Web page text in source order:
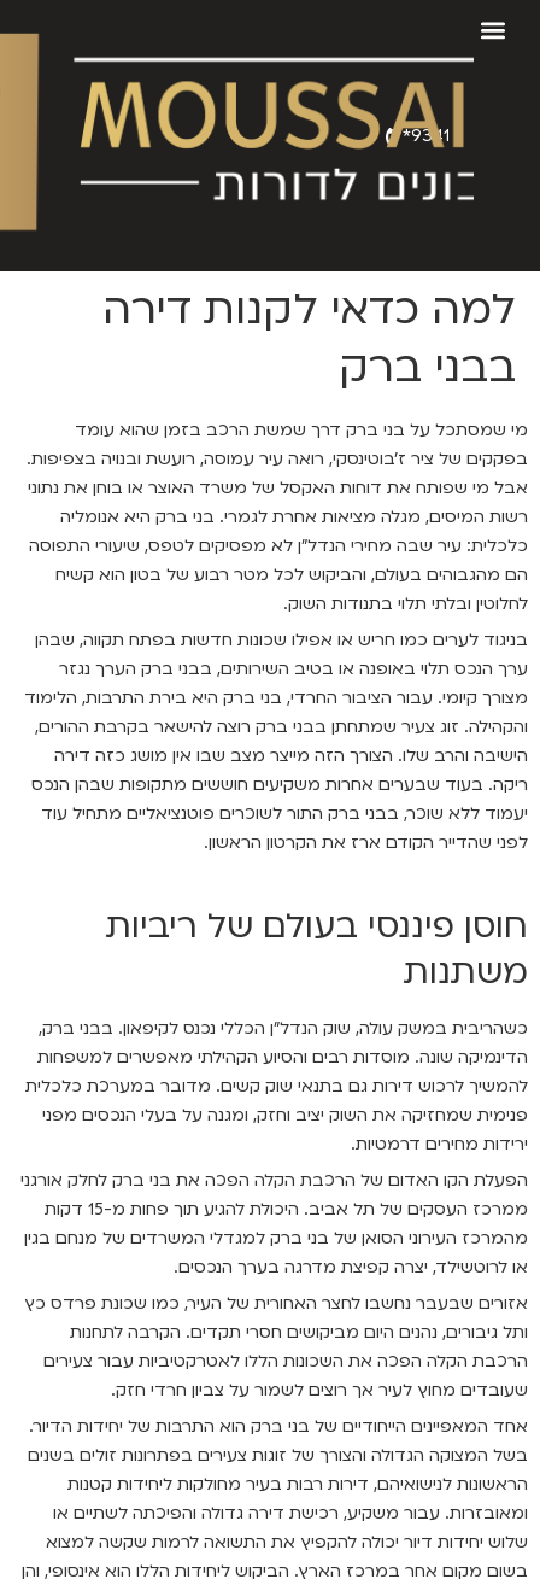
9341*
למה כדאי לקנות דירה
בבני ברק
מי שמסתכל על בני ברק דרך שמשת הרכב בזמן שהוא עומד
בפקקים של ציר ז'בוטינסקי, רואה עיר עמוסה, רועשת ובנויה בצפיפות.
אבל מי שפותח את דוחות האקסל של משרד האוצר או בוחן את נתוני
רשות המיסים, מגלה מציאות אחרת לגמרי. בני ברק היא אנומליה
כלכלית: עיר שבה מחירי הנדל"ן לא מפסיקים לטפס, שיעורי התפוסה
הם מהגבוהים בעולם, והביקוש לכל מטר רבוע של בטון הוא קשיח
לחלוטין ובלתי תלוי בתנודות השוק.
בניגוד לערים כמו חריש או אפילו שכונות חדשות בפתח תקווה, שבהן
ערך הנכס תלוי באופנה או בטיב השירותים, בבני ברק הערך נגזר
מצורך קיומי. עבור הציבור החרדי, בני ברק היא בירת התרבות, הלימוד
והקהילה. זוג צעיר שמתחתן בבני ברק רוצה להישאר בקרבת ההורים,
הישיבה והרב שלו. הצורך הזה מייצר מצב שבו אין מושג כזה דירה
ריקה. בעוד שבערים אחרות משקיעים חוששים מתקופות שבהן הנכס
יעמוד ללא שוכר, בבני ברק התור לשוכרים פוטנציאליים מתחיל עוד
לפני שהדייר הקודם ארז את הקרטון הראשון.
חוסן פיננסי בעולם של ריביות
משתנות
כשהריבית במשק עולה, שוק הנדל"ן הכללי נכנס לקיפאון. בבני ברק,
הדינמיקה שונה. מוסדות רבים והסיוע הקהילתי מאפשרים למשפחות
להמשיך לרכוש דירות גם בתנאי שוק קשים. מדובר במערכת כלכלית
פנימית שמחזיקה את השוק יציב וחזק, ומגנה על בעלי הנכסים מפני
ירידות מחירים דרמטיות.
הפעלת הקו האדום של הרכבת הקלה הפכה את בני ברק לחלק אורגני
ממרכז העסקים של תל אביב. היכולת להגיע תוך פחות מ-15 דקות
מהמרכז העירוני הסואן של בני ברק למגדלי המשרדים של מנחם בגין
או לרוטשילד, יצרה קפיצת מדרגה בערך הנכסים.
אזורים שבעבר נחשבו לחצר האחורית של העיר, כמו שכונת פרדס כץ
ותל גיבורים, נהנים היום מביקושים חסרי תקדים. הקרבה לתחנות
הרכבת הקלה הפכה את השכונות הללו לאטרקטיביות עבור צעירים
שעובדים מחוץ לעיר אך רוצים לשמור על צביון חרדי חזק.
אחד המאפיינים הייחודיים של בני ברק הוא התרבות של יחידות הדיור.
בשל המצוקה הגדולה והצורך של זוגות צעירים בפתרונות זולים בשנים
הראשונות לנישואיהם, דירות רבות בעיר מחולקות ליחידות קטנות
ומאובזרות. עבור משקיע, רכישת דירה גדולה והפיכתה לשתיים או
שלוש יחידות דיור יכולה להקפיץ את התשואה לרמות שקשה למצוא
בשום מקום אחר במרכז הארץ. הביקוש ליחידות הללו הוא אינסופי, והן